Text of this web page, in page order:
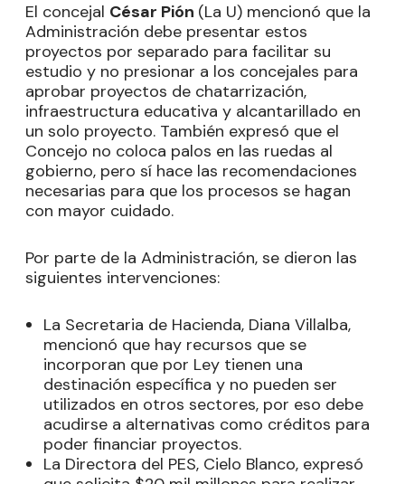
El concejal César Pión (La U) mencionó que la
Administración debe presentar estos
proyectos por separado para facilitar su
estudio y no presionar a los concejales para
aprobar proyectos de chatarrización,
infraestructura educativa y alcantarillado en
un solo proyecto. También expresó que el
Concejo no coloca palos en las ruedas al
gobierno, pero sí hace las recomendaciones
necesarias para que los procesos se hagan
con mayor cuidado.
Por parte de la Administración, se dieron las
siguientes intervenciones:
La Secretaria de Hacienda, Diana Villalba,
mencionó que hay recursos que se
incorporan que por Ley tienen una
destinación específica y no pueden ser
utilizados en otros sectores, por eso debe
acudirse a alternativas como créditos para
poder financiar proyectos.
La Directora del PES, Cielo Blanco, expresó